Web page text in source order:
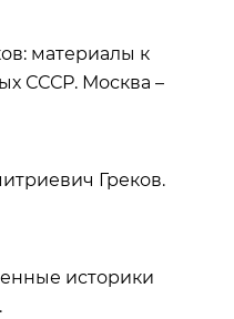
материалы к
СССР. Москва –
Греков.
историки